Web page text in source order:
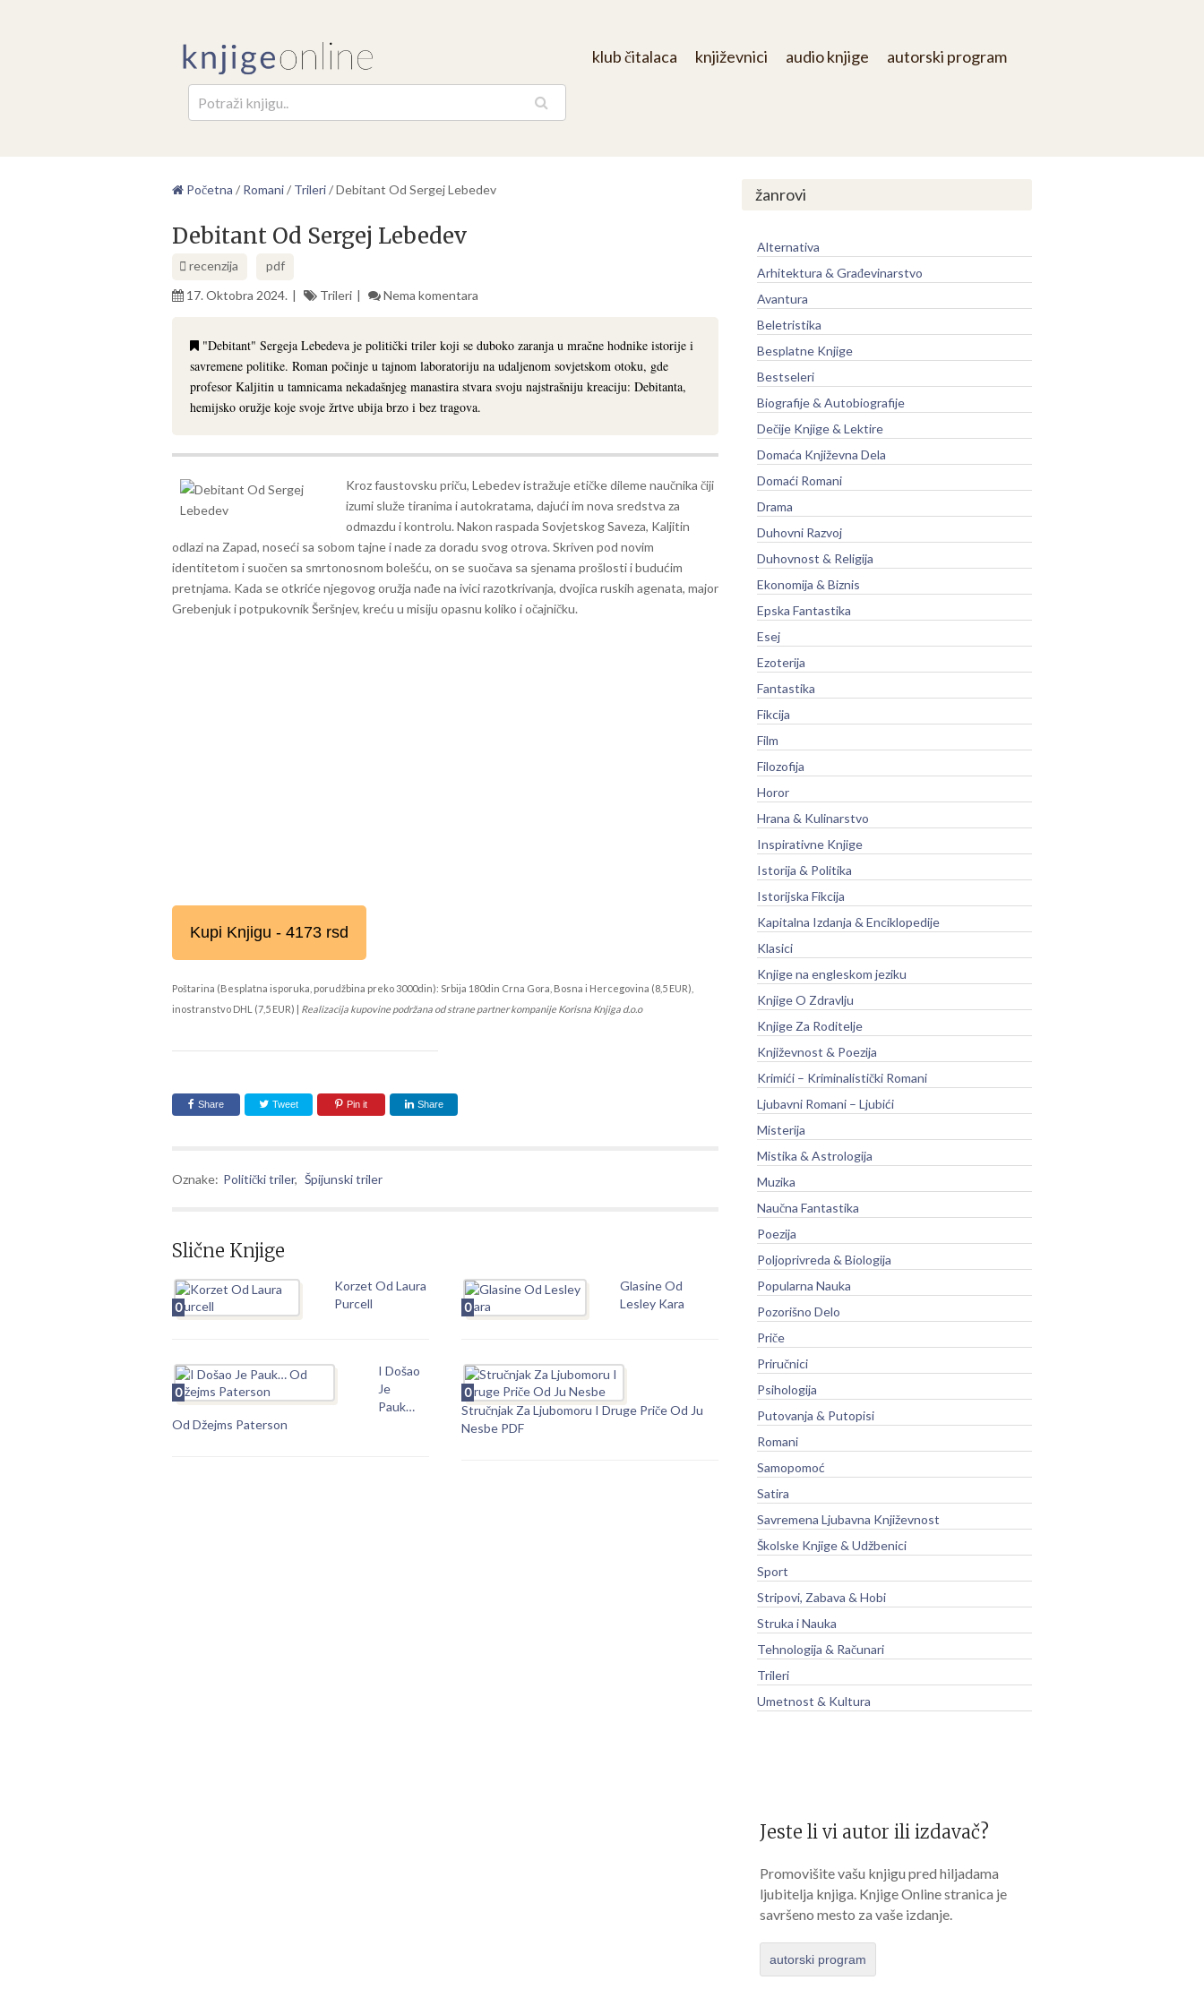
klub čitalaca književnici audio knjige autorski program
Početna / Romani/ Trileri/Debitant Od Sergej Lebedev
Debitant Od Sergej Lebedev
recenzija
pdf
17. Oktobra 2024.
Trileri Nema komentara
"Debitant" Sergeja Lebedeva je politički triler koji se duboko zaranja u mračne hodnike istorije i
savremene politike. Roman počinje u tajnom laboratoriju na udaljenom sovjetskom otoku, gde
profesor Kaljitin u tamnicama nekadašnjeg manastira stvara svoju najstrašniju kreaciju: Debitanta,
hemijsko oružje koje svoje žrtve ubija brzo i bez tragova.
Kroz faustovsku priču, Lebedev istražuje etičke dileme naučnika čiji
izumi služe tiranima i autokratama, dajući im nova sredstva za
odmazdu i kontrolu. Nakon raspada Sovjetskog Saveza, Kaljitin
odlazi na Zapad, noseći sa sobom tajne i nade za doradu svog otrova. Skriven pod novim
identitetom i suočen sa smrtonosnom bolešću, on se suočava sa sjenama prošlosti i budućim
pretnjama. Kada se otkriće njegovog oružja nađe na ivici razotkrivanja, dvojica ruskih agenata, major
Grebenjuk i potpukovnik Šeršnjev, kreću u misiju opasnu koliko i očajničku.
Kupi Knjigu - 4173 rsd
Poštarina (Besplatna isporuka, porudžbina preko 3000din): Srbija 180din Crna Gora, Bosna i Hercegovina (8,5 EUR),
inostranstvo DHL (7,5 EUR) | Realizacija kupovine podržana od strane partner kompanije Korisna Knjiga d.o.o
Share Tweet Pin it Share
Oznake: Politički triler, Špijunski triler
Slične Knjige
0
Korzet Od Laura
Purcell
0
Glasine Od
Lesley Kara
0
I Došao
Je
Pauk…
Od Džejms Paterson
0
Stručnjak Za Ljubomoru I Druge Priče Od Ju
Nesbe PDF
žanrovi
Alternativa
Arhitektura & Građevinarstvo
Avantura
Beletristika
Besplatne Knjige
Bestseleri
Biografije & Autobiografije
Dečije Knjige & Lektire
Domaća Književna Dela
Domaći Romani
Drama
Duhovni Razvoj
Duhovnost & Religija
Ekonomija & Biznis
Epska Fantastika
Esej
Ezoterija
Fantastika
Fikcija
Film
Filozofija
Horor
Hrana & Kulinarstvo
Inspirativne Knjige
Istorija & Politika
Istorijska Fikcija
Kapitalna Izdanja & Enciklopedije
Klasici
Knjige na engleskom jeziku
Knjige O Zdravlju
Knjige Za Roditelje
Književnost & Poezija
Krimići – Kriminalistički Romani
Ljubavni Romani – Ljubići
Misterija
Mistika & Astrologija
Muzika
Naučna Fantastika
Poezija
Poljoprivreda & Biologija
Popularna Nauka
Pozorišno Delo
Priče
Priručnici
Psihologija
Putovanja & Putopisi
Romani
Samopomoć
Satira
Savremena Ljubavna Književnost
Školske Knjige & Udžbenici
Sport
Stripovi, Zabava & Hobi
Struka i Nauka
Tehnologija & Računari
Trileri
Umetnost & Kultura
Jeste li vi autor ili izdavač?
Promovišite vašu knjigu pred hiljadama
ljubitelja knjiga. Knjige Online stranica je
savršeno mesto za vaše izdanje.
autorski program